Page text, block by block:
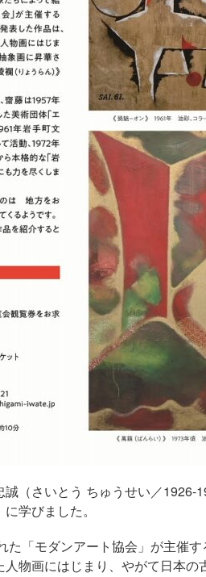
（さいとう ちゅうせい／1926-
学びました。
「モダンアート協会」が主催
物画にはじまり、やがて日本の